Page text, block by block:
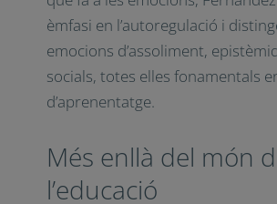
argumenta que l’assoliment
motivació, i no a l’inrevés.
importància de plantejar-se
i assequibles per augmentar la
d’assoliment. Això, al seu torn,
emocions, Fernández posa èmfasi
l’autoregulació i distingeix entre